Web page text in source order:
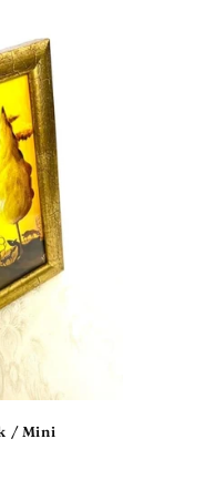
/ Mini